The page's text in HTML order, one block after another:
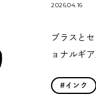
2026.04.16
プラスと
ョナルギ
#インク